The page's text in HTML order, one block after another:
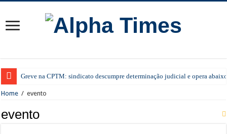
Greve na CPTM: sindicato descumpre determinação judicial e opera
Home / evento
evento